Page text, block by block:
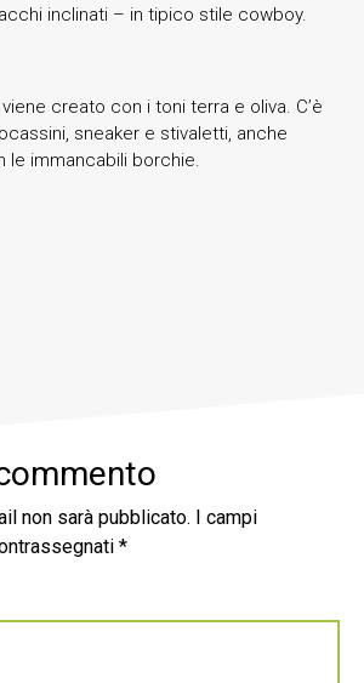
inclinati – in tipico stile cowboy.
creato con i toni terra e oliva. C’è
sneaker e stivaletti, anche
le immancabili borchie.
non sarà pubblicato.
I campi
*